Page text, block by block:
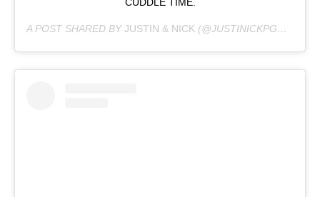
A POST SHARED BYJUSTIN & NICK (@JUSTINICKPGH) ON